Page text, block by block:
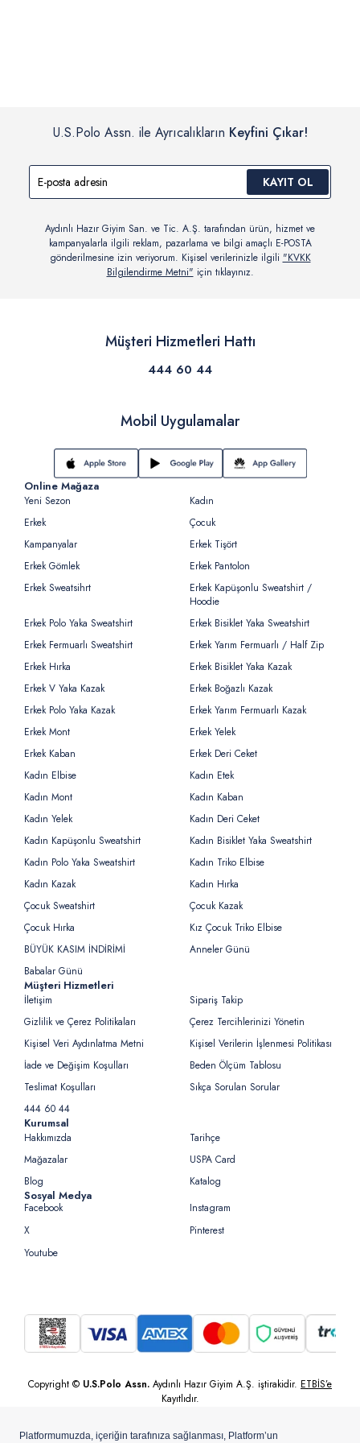
U.S.Polo Assn. ile Ayrıcalıkların Keyfini Çıkar!
KAYIT OL
Aydınlı Hazır Giyim San. ve Tic. A.Ş. tarafından ürün, hizmet ve
kampanyalarla ilgili reklam, pazarlama ve bilgi amaçlı E-POSTA
gönderilmesine izin veriyorum. Kişisel verilerinizle ilgili "KVKK
Bilgilendirme Metni" için tıklayınız.
Müşteri Hizmetleri Hattı
444 60 44
Mobil Uygulamalar
Online Mağaza
Yeni Sezon
Kadın
Erkek
Çocuk
Kampanyalar
Erkek Tişört
Erkek Gömlek
Erkek Pantolon
Erkek Sweatsihrt
Erkek Kapüşonlu Sweatshirt /
Hoodie
Erkek Polo Yaka Sweatshirt
Erkek Bisiklet Yaka Sweatshirt
Erkek Fermuarlı Sweatshirt
Erkek Yarım Fermuarlı / Half Zip
Erkek Hırka
Erkek Bisiklet Yaka Kazak
Erkek V Yaka Kazak
Erkek Boğazlı Kazak
Erkek Polo Yaka Kazak
Erkek Yarım Fermuarlı Kazak
Erkek Mont
Erkek Yelek
Erkek Kaban
Erkek Deri Ceket
Kadın Elbise
Kadın Etek
Kadın Mont
Kadın Kaban
Kadın Yelek
Kadın Deri Ceket
Kadın Kapüşonlu Sweatshirt
Kadın Bisiklet Yaka Sweatshirt
Kadın Polo Yaka Sweatshirt
Kadın Triko Elbise
Kadın Kazak
Kadın Hırka
Çocuk Sweatshirt
Çocuk Kazak
Çocuk Hırka
Kız Çocuk Triko Elbise
BÜYÜK KASIM İNDİRİMİ
Anneler Günü
Babalar Günü
Müşteri Hizmetleri
İletişim
Sipariş Takip
Gizlilik ve Çerez Politikaları
Çerez Tercihlerinizi Yönetin
Kişisel Veri Aydınlatma Metni
Kişisel Verilerin İşlenmesi Politikası
İade ve Değişim Koşulları
Beden Ölçüm Tablosu
Teslimat Koşulları
Sıkça Sorulan Sorular
444 60 44
Kurumsal
Hakkımızda
Tarihçe
Mağazalar
USPA Card
Blog
Katalog
Sosyal Medya
Facebook
Instagram
X
Pinterest
Youtube
Copyright © U.S.Polo Assn. Aydınlı Hazır Giyim A.Ş. iştirakidir. ETBİS’e
Kayıtlıdır.